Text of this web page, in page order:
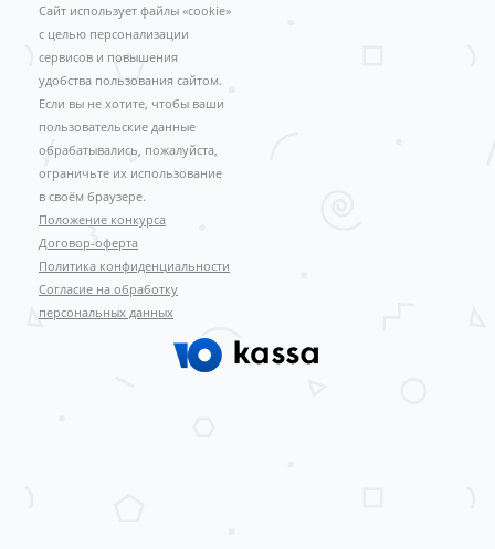
Сайт использует файлы «cookie»
с целью персонализации
сервисов и повышения
удобства пользования сайтом.
Если вы не хотите, чтобы ваши
пользовательские данные
обрабатывались, пожалуйста,
ограничьте их использование
в своём браузере.
Положение конкурса
Договор-оферта
Политика конфиденциальности
Согласие на обработку
персональных данных